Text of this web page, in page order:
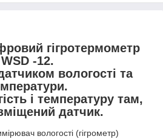
гігротермометр
WSD -12.
вологості та
і температуру там,
датчик.
вологості (гігрометр)